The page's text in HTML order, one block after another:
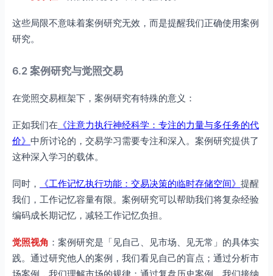
这些局限不意味着案例研究无效，而是提醒我们正确使用案例
研究。
6.2 案例研究与觉照交易
在觉照交易框架下，案例研究有特殊的意义：
正如我们在 《注意力执行神经科学：专注的力量与多任务的代
价》 中所讨论的，交易学习需要专注和深入。案例研究提供了
这种深入学习的载体。
同时， 《工作记忆执行功能：交易决策的临时存储空间》 提醒
我们，工作记忆容量有限。案例研究可以帮助我们将复杂经验
编码成长期记忆，减轻工作记忆负担。
觉照视角 ：案例研究是「见自己、见市场、见无常」的具体实
践。通过研究他人的案例，我们看见自己的盲点；通过分析市
场案例，我们理解市场的规律；通过复盘历史案例，我们接纳